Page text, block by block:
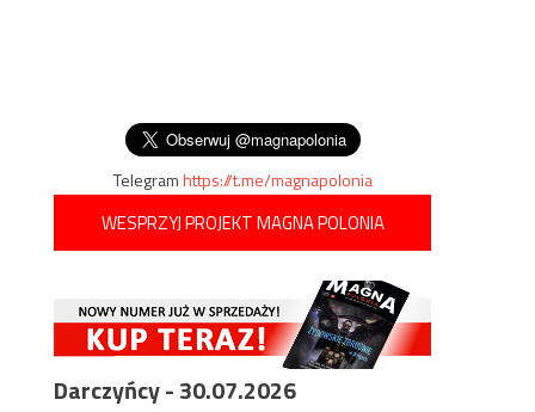
Telegramhttps://t.me/magnapolonia
WESPRZYJ PROJEKT MAGNA POLONIA
Darczyńcy - 30.07.2026